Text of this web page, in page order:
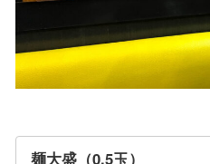
麺大盛（0.5玉）